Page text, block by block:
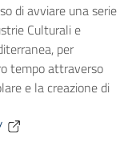
di avviare una serie
Culturali e
per
tempo attraverso
e la creazione di